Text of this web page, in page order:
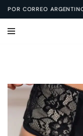
Ir
CORREO ARGENTINO •